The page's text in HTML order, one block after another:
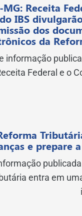
MG: Receita
IBS
dos
da
informação
Federal e o
e prepare
publicada
entra em